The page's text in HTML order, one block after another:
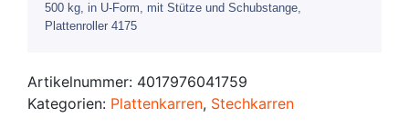
500 kg, in U-Form, mit Stütze und Schubstange,
Plattenroller 4175
Artikelnummer: 4017976041759
Kategorien: Plattenkarren, Stechkarren